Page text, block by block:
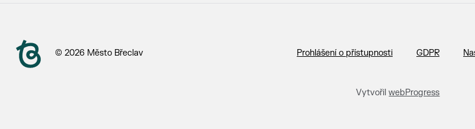
© 2026 Město Břeclav Prohlášení o přístupnosti GDPR
VytvořilwebProgress